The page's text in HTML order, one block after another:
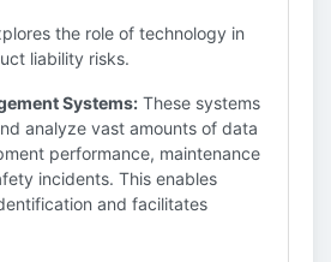
the role of technology in
liability risks.
Systems: These systems
analyze vast amounts of data
performance, maintenance
incidents. This enables
and facilitates